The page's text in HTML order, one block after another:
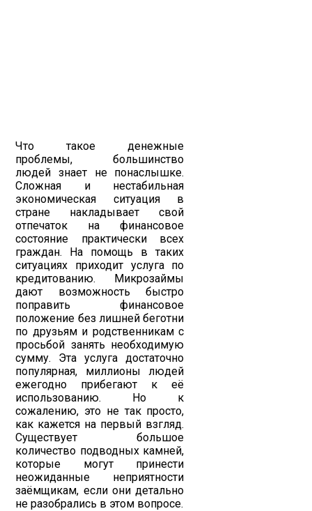
Что такое денежные
проблемы, большинство
людей знает не понаслышке.
Сложная и нестабильная
экономическая ситуация в
стране накладывает свой
отпечаток на финансовое
состояние практически всех
граждан. На помощь в таких
ситуациях приходит услуга по
кредитованию. Микрозаймы
дают возможность быстро
поправить финансовое
положение без лишней беготни
по друзьям и родственникам с
просьбой занять необходимую
сумму. Эта услуга достаточно
популярная, миллионы людей
ежегодно прибегают к её
использованию. Но к
сожалению, это не так просто,
как кажется на первый взгляд.
Существует большое
количество подводных камней,
которые могут принести
неожиданные неприятности
заёмщикам, если они детально
не разобрались в этом вопросе.